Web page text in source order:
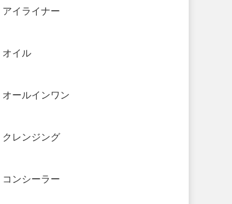
アイライナー
オイル
オールインワン
クレンジング
コンシーラー